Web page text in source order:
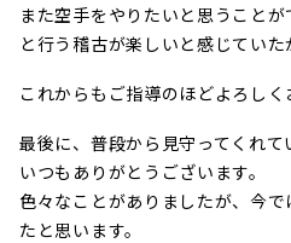
また空手をやりたいと思うこと
と行う稽古が楽しいと感じていた
これからもご指導のほどよろしく
最後に、普段から見守ってくれて
いつもありがとうございます。
色々なことがありましたが、今
たと思います。